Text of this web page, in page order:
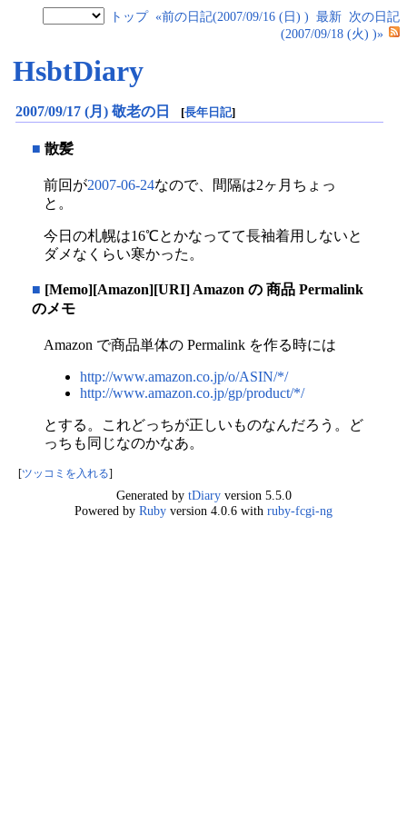
トップ «前の日記(2007/09/16 (日) ) 最新 次の日記
(2007/09/18 (火) )»
HsbtDiary
2007/09/17 (月) 敬老の日 [長年日記]
■ 散髪
前回が2007-06-24なので、間隔は2ヶ月ちょっ
と。
今日の札幌は16℃とかなってて長袖着用しないと
ダメなくらい寒かった。
■ [Memo][Amazon][URI] Amazon の 商品 Permalink
のメモ
Amazon で商品単体の Permalink を作る時には
http://www.amazon.co.jp/o/ASIN/*/
http://www.amazon.co.jp/gp/product/*/
とする。これどっちが正しいものなんだろう。ど
っちも同じなのかなあ。
ツッコミを入れる
Generated by tDiaryversion 5.5.0
Powered by Ruby version 4.0.6 with ruby-fcgi-ng